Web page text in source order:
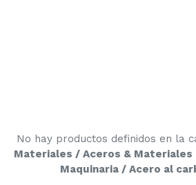
No hay productos definidos en la
Materiales / Aceros & Materiales
Maquinaria / Acero al